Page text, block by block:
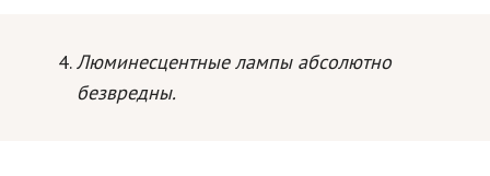
Люминесцентные лампы абсолютно
безвредны.